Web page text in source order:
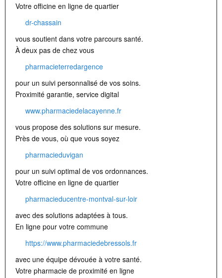
Votre officine en ligne de quartier
dr-chassain
vous soutient dans votre parcours santé.
À deux pas de chez vous
pharmacieterredargence
pour un suivi personnalisé de vos soins.
Proximité garantie, service digital
www.pharmaciedelacayenne.fr
vous propose des solutions sur mesure.
Près de vous, où que vous soyez
pharmacieduvigan
pour un suivi optimal de vos ordonnances.
Votre officine en ligne de quartier
pharmacieducentre-montval-sur-loir
avec des solutions adaptées à tous.
En ligne pour votre commune
https://www.pharmaciedebressols.fr
avec une équipe dévouée à votre santé.
Votre pharmacie de proximité en ligne